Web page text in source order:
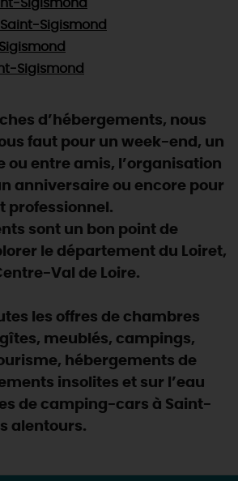
LES ACTIVITÉS
etcréatives
pique-nique
d'Art
L'ART DE VIVRE
auprès des animaux 🐎
les coulisses de la Faïencerie de
Gien !
saison de festivals 🎉
vous de la nature en 2026
en famille dans le Loiret !
animations "Loiret au fil de l'eau"
2026
Où sortir ?
AUJOURD'HUI
DEMAIN
SE DÉPLACER
INFOS &SERVICES
Sigismond
Sigismond
Sigismond
d’hébergements, nous
faut pour un week-end, un
ou entre amis, l’organisation
anniversaire ou encore pour
professionnel.
sont un bon point de
le département du Loiret,
Val de Loire.
les offres de chambres
meublés, campings,
hébergements de
insolites et sur l’eau
de camping-cars à Saint-
alentours.